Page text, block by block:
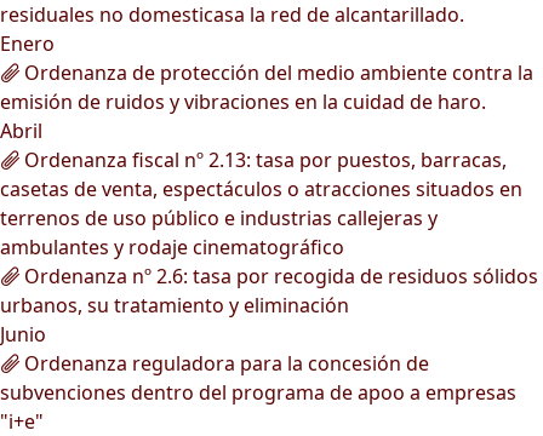
residuales no domesticasa la red de alcantarillado.
Enero
Ordenanza de protección del medio ambiente contra la
emisión de ruidos y vibraciones en la cuidad de haro.
Abril
Ordenanza fiscal nº 2.13: tasa por puestos, barracas,
casetas de venta, espectáculos o atracciones situados en
terrenos de uso público e industrias callejeras y
ambulantes y rodaje cinematográfico
Ordenanza nº 2.6: tasa por recogida de residuos sólidos
urbanos, su tratamiento y eliminación
Junio
Ordenanza reguladora para la concesión de
subvenciones dentro del programa de apoo a empresas
"i+e"